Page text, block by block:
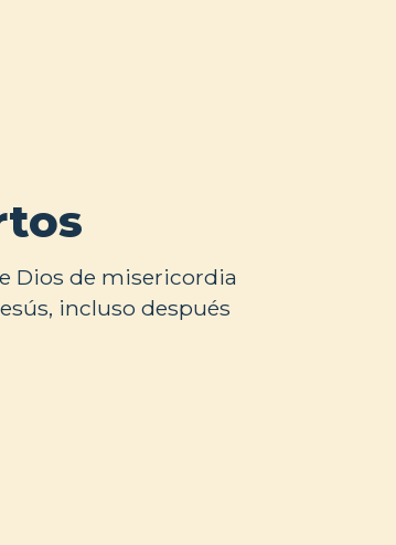
Dios de misericordia
incluso después